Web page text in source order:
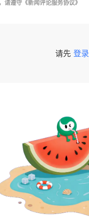
请遵守 《新闻评论服务协议》
请先 登录